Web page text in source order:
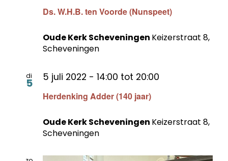
Ds. W.H.B. ten Voorde (Nunspeet)
Oude Kerk Scheveningen Keizerstraat 8,
Scheveningen
di
5
Herdenking Adder (140 jaar)
5 juli 2022 - 14:00 tot 20:00
Oude Kerk Scheveningen Keizerstraat 8,
Scheveningen